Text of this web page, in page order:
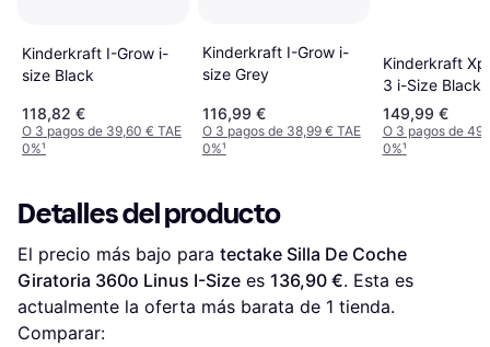
Kinderkraft I-Grow i-
size Black
118,82 €
O 3 pagos de 39,60 € TAE
0%¹
Kinderkraft I-Grow i-
size Grey
116,99 €
O 3 pagos de 38,99 € TAE
0%¹
Kinderkraft
3 i-Size Black
149,99 €
O 3 pagos de
0%¹
Detalles del producto
El precio más bajo para tectake Silla De Coche
Giratoria 360o Linus I-Size es 136,90 €. Esta es
actualmente la oferta más barata de 1 tienda.
Comparar: